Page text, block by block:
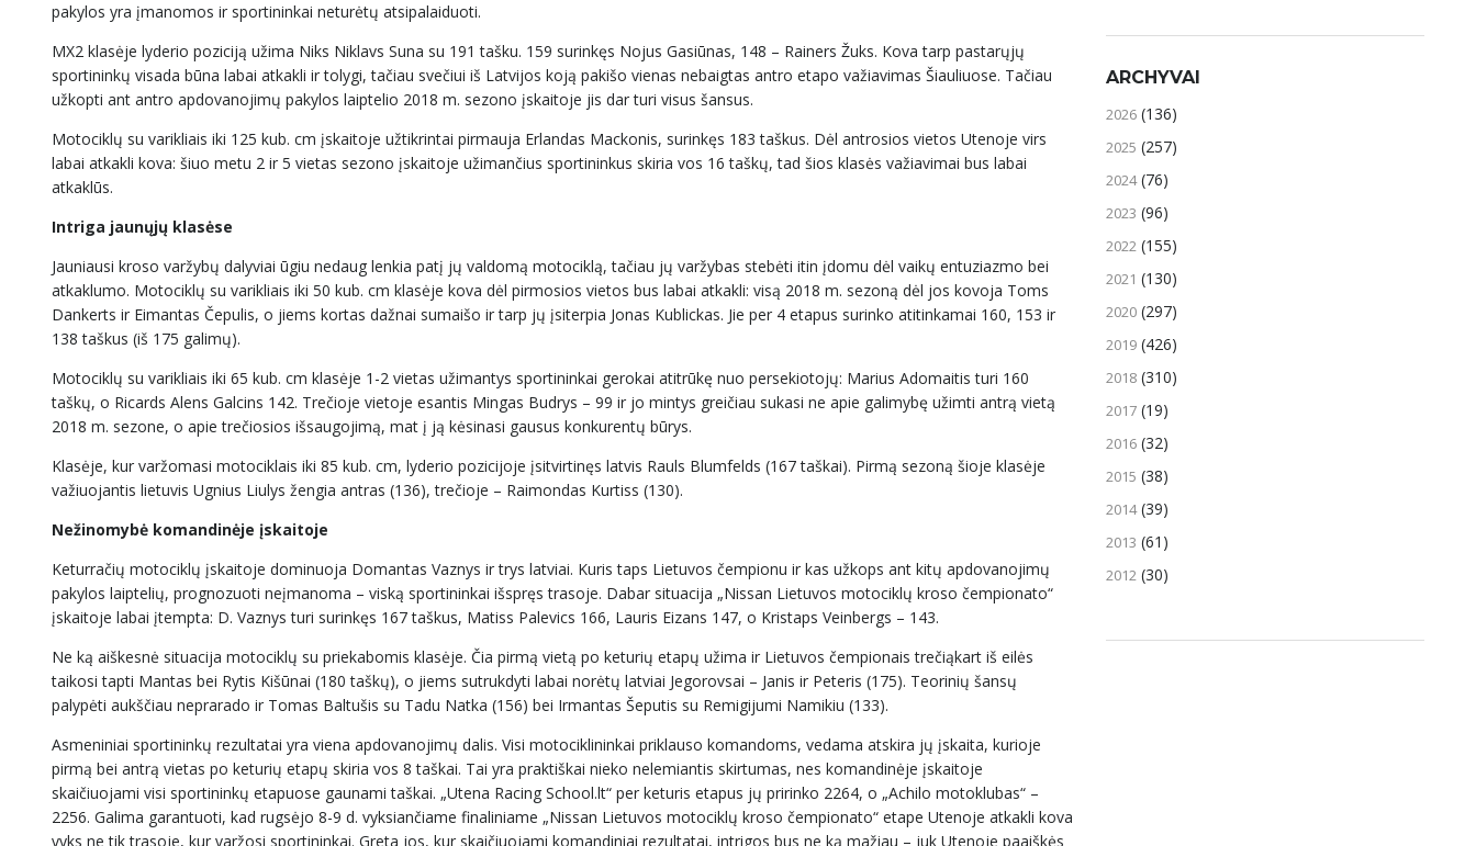
pakylos yra įmanomos ir sportininkai neturėtų atsipalaiduoti.
MX2 klasėje lyderio poziciją užima Niks Niklavs Suna su 191 tašku. 159 surinkęs Nojus Gasiūnas, 148 – Rainers Žuks. Kova tarp pastarųjų
sportininkų visada būna labai atkakli ir tolygi, tačiau svečiui iš Latvijos koją pakišo vienas nebaigtas antro etapo važiavimas Šiauliuose. Tačiau
užkopti ant antro apdovanojimų pakylos laiptelio 2018 m. sezono įskaitoje jis dar turi visus šansus.
Motociklų su varikliais iki 125 kub. cm įskaitoje užtikrintai pirmauja Erlandas Mackonis, surinkęs 183 taškus. Dėl antrosios vietos Utenoje virs
labai atkakli kova: šiuo metu 2 ir 5 vietas sezono įskaitoje užimančius sportininkus skiria vos 16 taškų, tad šios klasės važiavimai bus labai
atkaklūs.
Intriga jaunųjų klasėse
Jauniausi kroso varžybų dalyviai ūgiu nedaug lenkia patį jų valdomą motociklą, tačiau jų varžybas stebėti itin įdomu dėl vaikų entuziazmo bei
atkaklumo. Motociklų su varikliais iki 50 kub. cm klasėje kova dėl pirmosios vietos bus labai atkakli: visą 2018 m. sezoną dėl jos kovoja Toms
Dankerts ir Eimantas Čepulis, o jiems kortas dažnai sumaišo ir tarp jų įsiterpia Jonas Kublickas. Jie per 4 etapus surinko atitinkamai 160, 153 ir
138 taškus (iš 175 galimų).
Motociklų su varikliais iki 65 kub. cm klasėje 1-2 vietas užimantys sportininkai gerokai atitrūkę nuo persekiotojų: Marius Adomaitis turi 160
taškų, o Ricards Alens Galcins 142. Trečioje vietoje esantis Mingas Budrys – 99 ir jo mintys greičiau sukasi ne apie galimybę užimti antrą vietą
2018 m. sezone, o apie trečiosios išsaugojimą, mat į ją kėsinasi gausus konkurentų būrys.
Klasėje, kur varžomasi motociklais iki 85 kub. cm, lyderio pozicijoje įsitvirtinęs latvis Rauls Blumfelds (167 taškai). Pirmą sezoną šioje klasėje
važiuojantis lietuvis Ugnius Liulys žengia antras (136), trečioje – Raimondas Kurtiss (130).
Nežinomybė komandinėje įskaitoje
Keturračių motociklų įskaitoje dominuoja Domantas Vaznys ir trys latviai. Kuris taps Lietuvos čempionu ir kas užkops ant kitų apdovanojimų
pakylos laiptelių, prognozuoti neįmanoma – viską sportininkai išspręs trasoje. Dabar situacija „Nissan Lietuvos motociklų kroso čempionato“
įskaitoje labai įtempta: D. Vaznys turi surinkęs 167 taškus, Matiss Palevics 166, Lauris Eizans 147, o Kristaps Veinbergs – 143.
Ne ką aiškesnė situacija motociklų su priekabomis klasėje. Čia pirmą vietą po keturių etapų užima ir Lietuvos čempionais trečiąkart iš eilės
taikosi tapti Mantas bei Rytis Kišūnai (180 taškų), o jiems sutrukdyti labai norėtų latviai Jegorovsai – Janis ir Peteris (175). Teorinių šansų
palypėti aukščiau neprarado ir Tomas Baltušis su Tadu Natka (156) bei Irmantas Šeputis su Remigijumi Namikiu (133).
Asmeniniai sportininkų rezultatai yra viena apdovanojimų dalis. Visi motociklininkai priklauso komandoms, vedama atskira jų įskaita, kurioje
pirmą bei antrą vietas po keturių etapų skiria vos 8 taškai. Tai yra praktiškai nieko nelemiantis skirtumas, nes komandinėje įskaitoje
skaičiuojami visi sportininkų etapuose gaunami taškai. „Utena Racing School.lt“ per keturis etapus jų pririnko 2264, o „Achilo motoklubas“ –
2256. Galima garantuoti, kad rugsėjo 8-9 d. vyksiančiame finaliniame „Nissan Lietuvos motociklų kroso čempionato“ etape Utenoje atkakli kova
vyks ne tik trasoje, kur varžosi sportininkai. Greta jos, kur skaičiuojami komandiniai rezultatai, intrigos bus ne ką mažiau – juk Utenoje paaiškės
ARCHYVAI
2026 (136)
2025 (257)
2024(76)
2023 (96)
2022 (155)
2021 (130)
2020 (297)
2019 (426)
2018 (310)
2017 (19)
2016 (32)
2015 (38)
2014(39)
2013 (61)
2012 (30)